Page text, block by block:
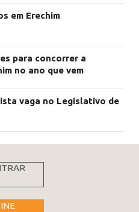
em Erechim
para concorrer a
no ano que vem
vaga no Legislativo de